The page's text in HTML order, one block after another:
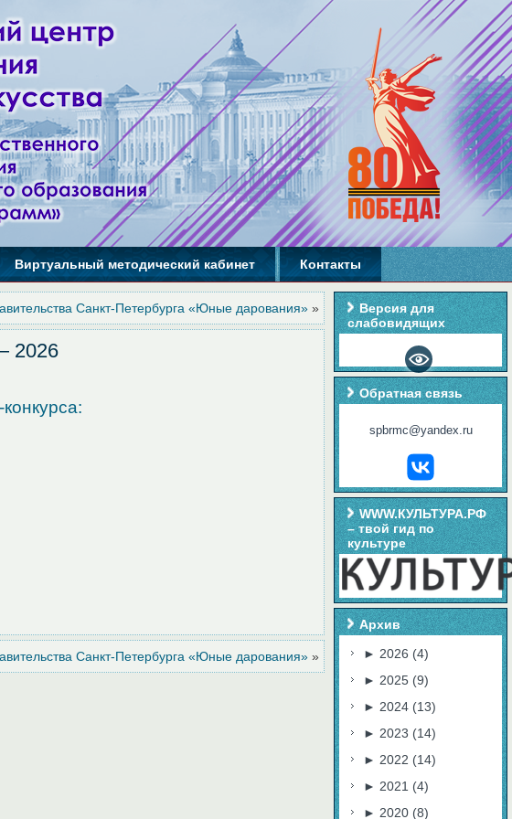
Виртуальный методический кабинет Контакты
Санкт-Петербурга «Юные дарования» »
2026
Санкт-Петербурга «Юные дарования» »
Версия для
слабовидящих
Обратная связь
spbrmc@yandex.ru
WWW.КУЛЬТУРА.РФ
– твой гид по
культуре
Архив
► 2026 (4)
► 2025 (9)
► 2024 (13)
► 2023 (14)
► 2022 (14)
► 2021 (4)
► 2020 (8)